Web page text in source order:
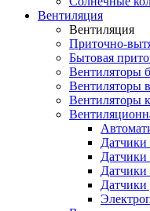
Вентиляция
Вентиляция
Приточно-
Бытовая
Вентиляторы
Вентиляторы
Вентиляторы
Датчики
Датчики
Датчики
Датчики